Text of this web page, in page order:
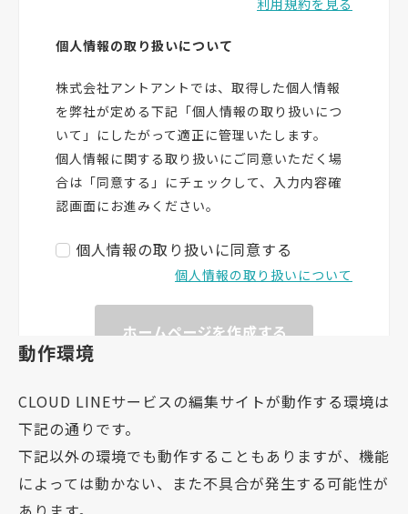
動作環境
CLOUD LINEサービスの編集サイトが動作する環境は
下記の通りです。
下記以外の環境でも動作することもありますが、機能
によっては動かない、また不具合が発生する可能性が